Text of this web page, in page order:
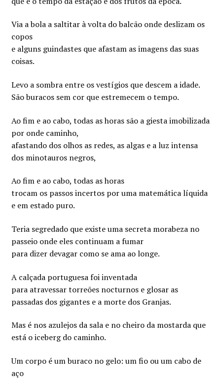
Via a bola a saltitar à volta do balcão onde deslizam os
copos
e alguns guindastes que afastam as imagens das suas
coisas.
Levo a sombra entre os vestígios que descem a idade.
São buracos sem cor que estremecem o tempo.
Ao fim e ao cabo, todas as horas são a giesta imobilizada
por onde caminho,
afastando dos olhos as redes, as algas e a luz intensa
dos minotauros negros,
Ao fim e ao cabo, todas as horas
trocam os passos incertos por uma matemática líquida
e em estado puro.
Teria segredado que existe uma secreta morabeza no
passeio onde eles continuam a fumar
para dizer devagar como se ama ao longe.
A calçada portuguesa foi inventada
para atravessar torreões nocturnos e glosar as
passadas dos gigantes e a morte dos Granjas.
Mas é nos azulejos da sala e no cheiro da mostarda que
está o iceberg do caminho.
Um corpo é um buraco no gelo: um fio ou um cabo de
aço